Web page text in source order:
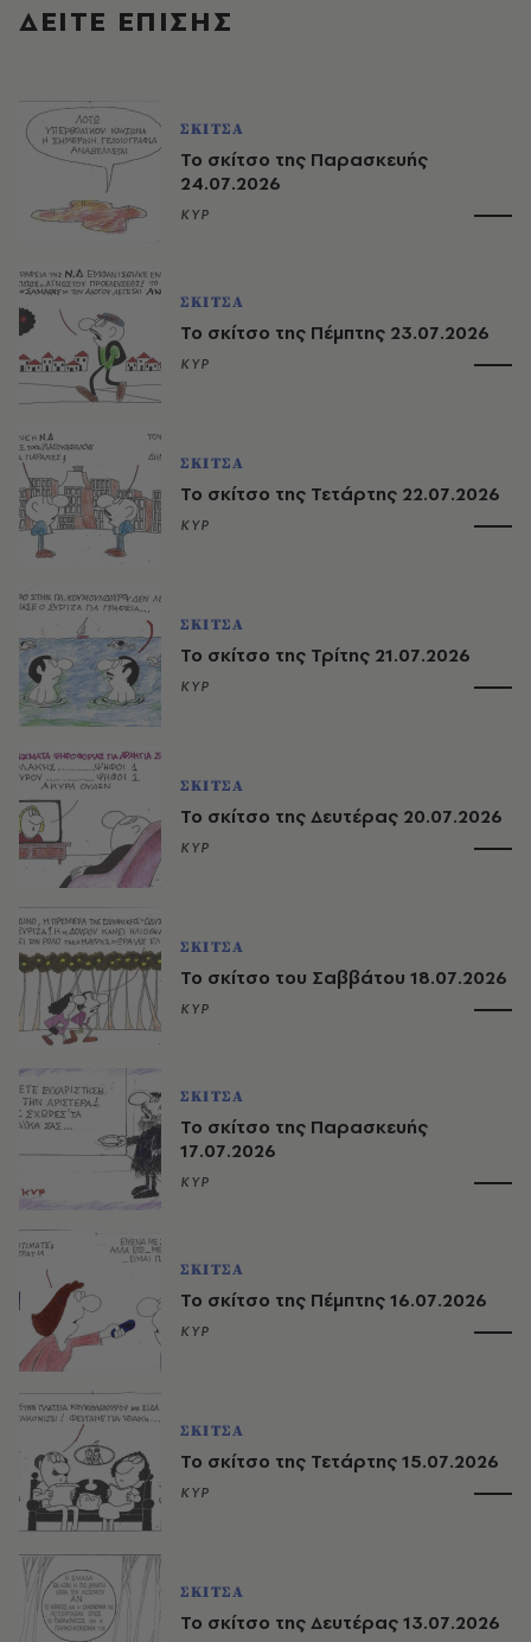
ΔΕΙΤΕ ΕΠΙΣΗΣ
ΣΚΙΤΣΑ
Το σκίτσο της Παρασκευής
24.07.2026
ΚΥΡ
ΣΚΙΤΣΑ
Το σκίτσο της Πέμπτης 23.07.2026
ΚΥΡ
ΣΚΙΤΣΑ
Το σκίτσο της Τετάρτης 22.07.2026
ΚΥΡ
ΣΚΙΤΣΑ
Το σκίτσο της Τρίτης 21.07.2026
ΚΥΡ
ΣΚΙΤΣΑ
Το σκίτσο της Δευτέρας 20.07.2026
ΚΥΡ
ΣΚΙΤΣΑ
Το σκίτσο του Σαββάτου 18.07.2026
ΚΥΡ
ΣΚΙΤΣΑ
Το σκίτσο της Παρασκευής
17.07.2026
ΚΥΡ
ΣΚΙΤΣΑ
Το σκίτσο της Πέμπτης 16.07.2026
ΚΥΡ
ΣΚΙΤΣΑ
Το σκίτσο της Τετάρτης 15.07.2026
ΚΥΡ
ΣΚΙΤΣΑ
Το σκίτσο της Δευτέρας 13.07.2026